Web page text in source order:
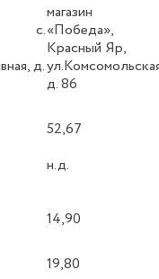
с.
д.
магазин
«Победа»,
Красный Яр,
д. 86
52,67
н.д.
14,90
19,80